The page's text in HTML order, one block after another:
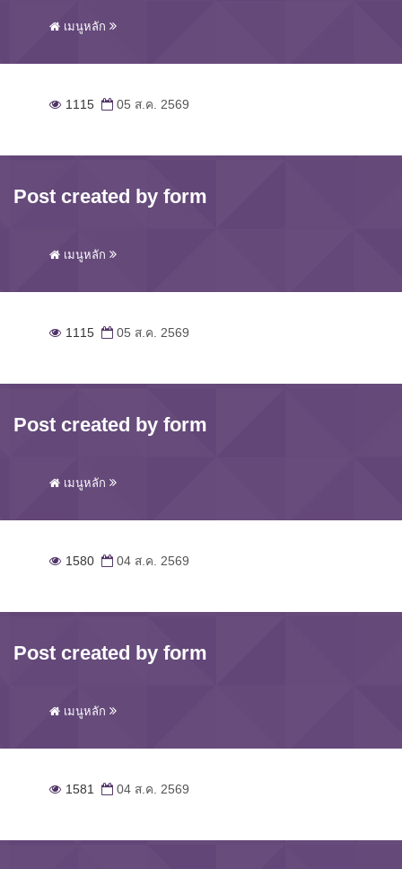
เมนูหลัก
1115 05 ส.ค. 2569
Post created by form
เมนูหลัก
1115 05 ส.ค. 2569
Post created by form
เมนูหลัก
1580 04 ส.ค. 2569
Post created by form
เมนูหลัก
1581 04 ส.ค. 2569